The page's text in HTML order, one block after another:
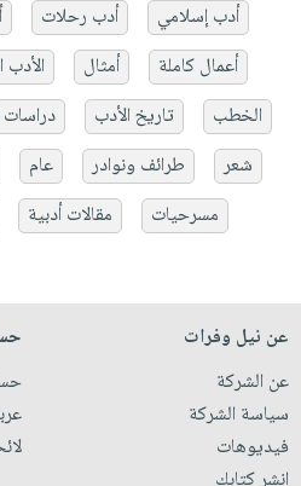
أدب إسلامي أدب رحلات
أعمال كاملة
أمثال الأدب
الخطب
تاريخ الأدب دراسات
شعر
طرائف ونوادر عام
مسرحيات
مقالات أدبية
عن نيل وفرات
عن الشركة
سياسة الشركة
فيديوهات